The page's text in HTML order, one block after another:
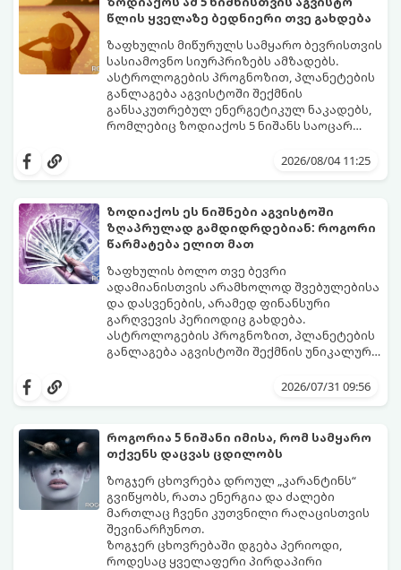
წლის ყველაზე ბედნიერი თვე გახდება
ზაფხულის მიწურულს სამყარო ბევრისთვის
სასიამოვნო სიურპრიზებს ამზადებს.
ასტროლოგების პროგნოზით, პლანეტების
განლაგება აგვისტოში შექმნის
განსაკუთრებულ ენერგეტიკულ ნაკადებს,
რომლებიც ზოდიაქოს 5 ნიშანს საოცარ
ყველაზე ბედნიერი თვე აღმოჩნდება.
2026/08/04 11:25
ზოდიაქოს ეს ნიშნები აგვისტოში
ზღაპრულად გამდიდრდებიან: როგორი
წარმატება ელით მათ
ზაფხულის ბოლო თვე ბევრი
ადამიანისთვის არამხოლოდ შვებულებისა
და დასვენების, არამედ ფინანსური
გარღვევის პერიოდიც გახდება.
ასტროლოგების პროგნოზით, პლანეტების
განლაგება აგვისტოში შექმნის უნიკალურ
ზოდიაქოს 4 ნიშანს ფინანსური წარმატების
შორის, ვისაც აგვისტოში ფინანსური
2026/07/31 09:56
როგორია 5 ნიშანი იმისა, რომ სამყარო
თქვენს დაცვას ცდილობს
ზოგჯერ ცხოვრება დროულ „კარანტინს“
გვიწყობს, რათა ენერგია და ძალები
მართლაც ჩვენი კუთვნილი რაღაცისთვის
შევინარჩუნოთ.
ზოგჯერ ცხოვრებაში დგება პერიოდი,
როდესაც ყველაფერი პირდაპირი